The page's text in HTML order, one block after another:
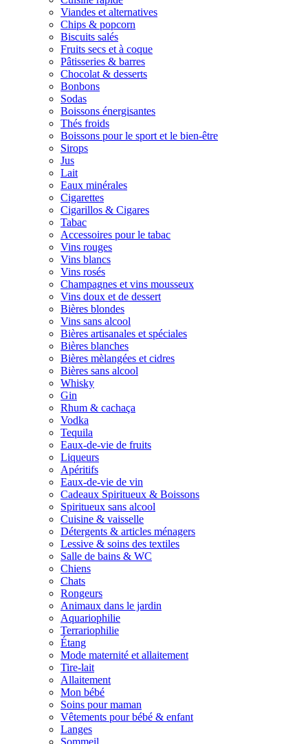
Viandes et alternatives
Chips & popcorn
Biscuits salés
Fruits secs et à coque
Pâtisseries & barres
Chocolat & desserts
Bonbons
Sodas
Boissons énergisantes
Thés froids
Boissons pour le sport et le bien-être
Sirops
Jus
Lait
Eaux minérales
Cigarettes
Cigarillos & Cigares
Tabac
Accessoires pour le tabac
Vins rouges
Vins blancs
Vins rosés
Champagnes et vins mousseux
Vins doux et de dessert
Bières blondes
Vins sans alcool
Bières artisanales et spéciales
Bières blanches
Bières mèlangées et cidres
Bières sans alcool
Whisky
Gin
Rhum & cachaça
Vodka
Tequila
Eaux-de-vie de fruits
Liqueurs
Apéritifs
Eaux-de-vie de vin
Cadeaux Spiritueux & Boissons
Spiritueux sans alcool
Cuisine & vaisselle
Détergents & articles ménagers
Lessive & soins des textiles
Salle de bains & WC
Chiens
Chats
Rongeurs
Animaux dans le jardin
Aquariophilie
Terrariophilie
Étang
Mode maternité et allaitement
Tire-lait
Allaitement
Mon bébé
Soins pour maman
Vêtements pour bébé & enfant
Langes
Sommeil